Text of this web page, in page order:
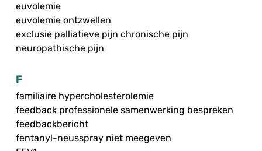
euvolemie
euvolemie ontzwellen
exclusie palliatieve pijn chronische pijn
neuropathische pijn
F
familiaire hypercholesterolemie
feedback professionele samenwerking bespreken
feedbackbericht
fentanyl-neusspray niet meegeven